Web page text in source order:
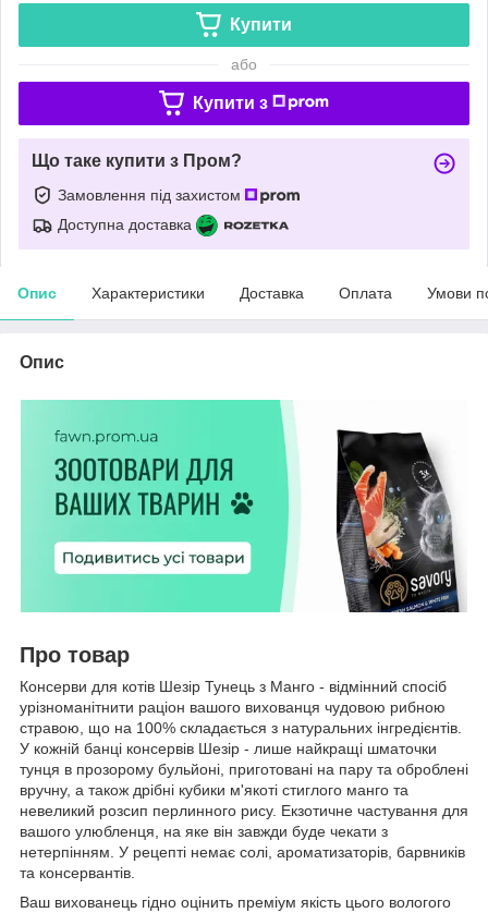
Купити
або
Купити з
Що таке купити з Пром?
Замовлення під захистом
Доступна доставка
Опис Характеристики Доставка Оплата Умови
Опис
Про товар
Консерви для котів Шезір Тунець з Манго - відмінний спосіб
урізноманітнити раціон вашого вихованця чудовою рибною
стравою, що на 100% складається з натуральних інгредієнтів.
У кожній банці консервів Шезір - лише найкращі шматочки
тунця в прозорому бульйоні, приготовані на пару та оброблені
вручну, а також дрібні кубики м'якоті стиглого манго та
невеликий розсип перлинного рису. Екзотичне частування для
вашого улюбленця, на яке він завжди буде чекати з
нетерпінням. У рецепті немає солі, ароматизаторів, барвників
та консервантів.
Ваш вихованець гідно оцінить преміум якість цього вологого